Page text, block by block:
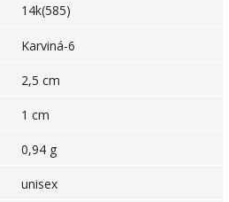
14k(585)
Karviná-6
2,5 cm
1 cm
0,94 g
unisex